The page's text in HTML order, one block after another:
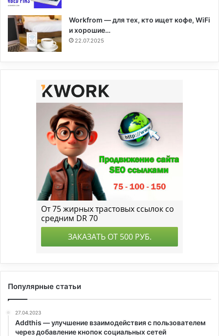
Workfrom — для тех, кто ищет кофе, WiFi
и хорошие…
22.07.2025
Популярные статьи
27.04.2023
Addthis — улучшение взаимодействия с пользователем
через добавление кнопок социальных сетей